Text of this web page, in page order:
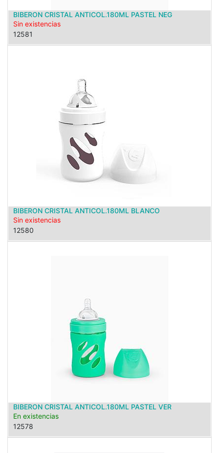
BIBERON CRISTAL ANTICOL.180ML PASTEL NEG
Sin existencias
12581
BIBERON CRISTAL ANTICOL.180ML BLANCO
Sin existencias
12580
BIBERON CRISTAL ANTICOL.180ML PASTEL VER
En existencias
12578